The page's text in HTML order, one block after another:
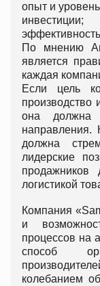
опыт и
инвестиции;
По мнению
является
каждая
Если цель
производство
она должна
направления.
должна
лидерские
логистикой
Компания
и
процессов на
способ
колебанием